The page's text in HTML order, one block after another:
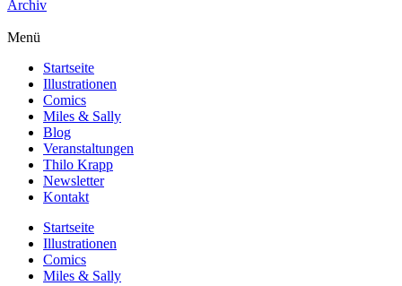
Archiv
Menü
Startseite
Illustrationen
Comics
Miles & Sally
Blog
Veranstaltungen
Thilo Krapp
Newsletter
Kontakt
Startseite
Illustrationen
Comics
Miles & Sally